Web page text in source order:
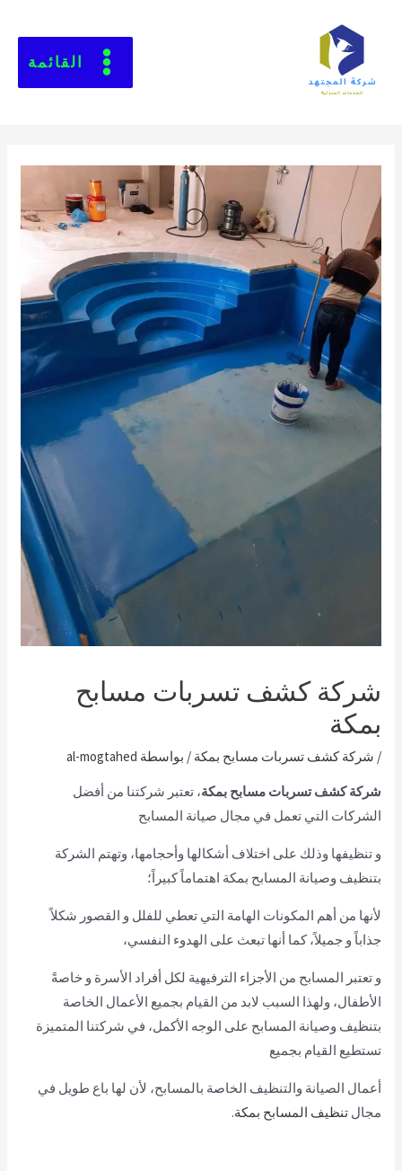
القائمة
شركة كشف تسربات مسابح
بمكة
/ شركة كشف تسربات مسابح بمكة / بواسطة al-mogtahed
شركة كشف تسربات مسابح بمكة، تعتبر شركتنا من أفضل
الشركات التي تعمل في مجال صيانة المسابح
و تنظيفها وذلك على اختلاف أشكالها وأحجامها، وتهتم الشركة
بتنظيف وصيانة المسابح بمكة اهتماماً كبيراً؛
لأنها من أهم المكونات الهامة التي تعطي للفلل و القصور شكلاً
جذاباً و جميلاً، كما أنها تبعث على الهدوء النفسي،
و تعتبر المسابح من الأجزاء الترفيهية لكل أفراد الأسرة و خاصةً
الأطفال، ولهذا السبب لابد من القيام بجميع الأعمال الخاصة
بتنظيف وصيانة المسابح على الوجه الأكمل، في شركتنا المتميزة
تستطيع القيام بجميع
أعمال الصيانة والتنظيف الخاصة بالمسابح، لأن لها باع طويل في
مجال تنظيف المسابح بمكة.